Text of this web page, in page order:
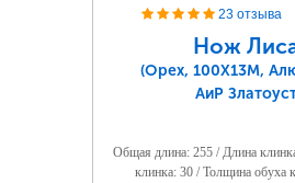
23 отзыва
Нож
(Орех, 100Х13М,
АиР
Общая длина: 255 / Длина
клинка: 30 / Толщина обуха